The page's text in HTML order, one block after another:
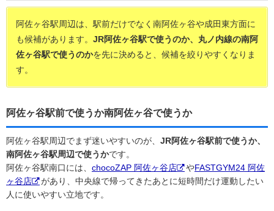
阿佐ヶ谷駅周辺は、駅前だけでなく南阿佐ヶ谷や成田東方面に
も候補があります。 JR阿佐ヶ谷駅で使うのか、丸ノ内線の南阿
佐ヶ谷駅で使うのかを先に決めると、候補を絞りやすくなりま
す。
阿佐ヶ谷駅前で使うか南阿佐ヶ谷で使うか
阿佐ヶ谷駅周辺でまず迷いやすいのが、 JR阿佐ヶ谷駅前で使うか、
南阿佐ヶ谷駅周辺で使うかです。
阿佐ヶ谷駅南口には、 chocoZAP 阿佐ヶ谷店 やFASTGYM24 阿佐
ヶ谷店
があり、中央線で帰ってきたあとに短時間だけ運動したい
人に使いやすい立地です。